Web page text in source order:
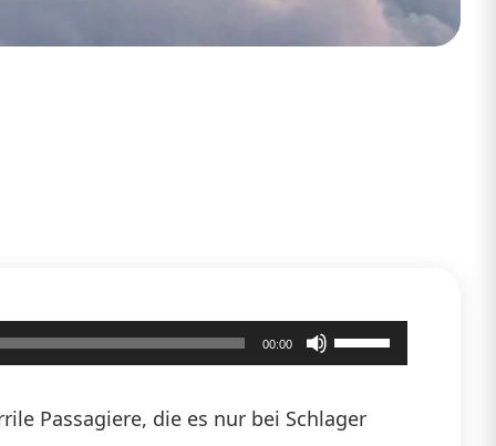
00:00
Pfeiltasten
Passagiere, die es nur bei Schlager